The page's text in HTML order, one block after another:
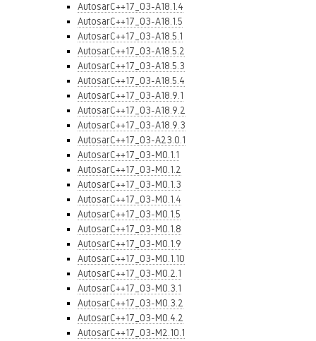
AutosarC++17_03-A18.1.4
AutosarC++17_03-A18.1.5
AutosarC++17_03-A18.5.1
AutosarC++17_03-A18.5.2
AutosarC++17_03-A18.5.3
AutosarC++17_03-A18.5.4
AutosarC++17_03-A18.9.1
AutosarC++17_03-A18.9.2
AutosarC++17_03-A18.9.3
AutosarC++17_03-A23.0.1
AutosarC++17_03-M0.1.1
AutosarC++17_03-M0.1.2
AutosarC++17_03-M0.1.3
AutosarC++17_03-M0.1.4
AutosarC++17_03-M0.1.5
AutosarC++17_03-M0.1.8
AutosarC++17_03-M0.1.9
AutosarC++17_03-M0.1.10
AutosarC++17_03-M0.2.1
AutosarC++17_03-M0.3.1
AutosarC++17_03-M0.3.2
AutosarC++17_03-M0.4.2
AutosarC++17_03-M2.10.1